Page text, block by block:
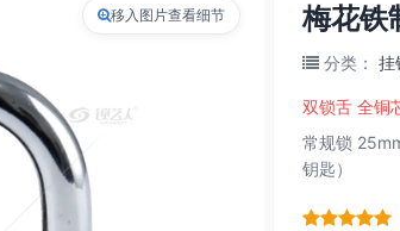
移入图片查看细节 梅花铁
分类 ： 挂
双锁舌 全铜
常规锁
钥匙）